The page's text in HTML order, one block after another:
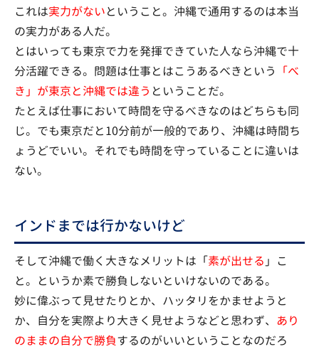
これは実力がないということ。沖縄で通用するのは本当
の実力がある人だ。
とはいっても東京で力を発揮できていた人なら沖縄で十
分活躍できる。問題は仕事とはこうあるべきという 「べ
き」が東京と沖縄では違う ということだ。
たとえば仕事において時間を守るべきなのはどちらも同
じ。でも東京だと10分前が一般的であり、沖縄は時間ち
ょうどでいい。それでも時間を守っていることに違いは
ない。
インドまでは行かないけど
そして沖縄で働く大きなメリットは「素が出せる 」こ
と。というか素で勝負しないといけないのである。
妙に偉ぶって見せたりとか、ハッタリをかませようと
か、自分を実際より大きく見せようなどと思わず、 あり
のままの自分で勝負するのがいいということなのだろ